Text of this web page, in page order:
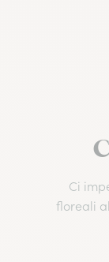
Ci
floreali